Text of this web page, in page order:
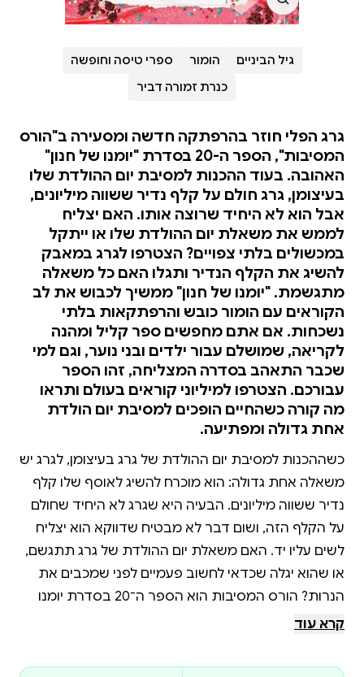
גיל הביניים הומור
ספרי טיסה וחופשה
כנרת זמורה דביר
גרג הפלי חוזר בהרפתקה חדשה ומסעירה ב"הורס
המסיבות", הספר ה-20 בסדרת "יומנו של חנון"
האהובה. בעוד ההכנות למסיבת יום ההולדת שלו
בעיצומן, גרג חולם על קלף נדיר ששווה מיליונים,
אבל הוא לא היחיד שרוצה אותו. האם יצליח
לממש את משאלת יום ההולדת שלו או ייתקל
במכשולים בלתי צפויים? הצטרפו לגרג במאבק
להשיג את הקלף הנדיר ותגלו האם כל משאלה
מתגשמת. "יומנו של חנון" ממשיך לכבוש את לב
הקוראים עם הומור כובש והרפתקאות בלתי
נשכחות. אם אתם מחפשים ספר קליל ומהנה
לקריאה, שמושלם עבור ילדים ובני נוער, וגם למי
שכבר התאהב בסדרה המצליחה, זהו הספר
עבורכם. הצטרפו למיליוני קוראים בעולם ותראו
מה קורה כשהחיים הופכים למסיבת יום הולדת
אחת גדולה ומפתיעה.
כשההכנות למסיבת יום ההולדת של גרג בעיצומן, לגרג יש
משאלה אחת גדולה: הוא מוכרח להשיג לאוסף שלו קלף
נדיר ששווה מיליונים. הבעיה היא שגרג לא היחיד שחולם
על הקלף הזה, ושום דבר לא מבטיח שדווקא הוא יצליח
לשים עליו יד. האם משאלת יום ההולדת של גרג תתגשם,
או שהוא יגלה שכדאי לחשוב פעמיים לפני שמכבים את
הנרות? הורס המסיבות הוא הספר ה־20 בסדרת יומנו
ברציפות ברשימות רבי־המכר של הניו יורק טיימס. גם
קרא עוד